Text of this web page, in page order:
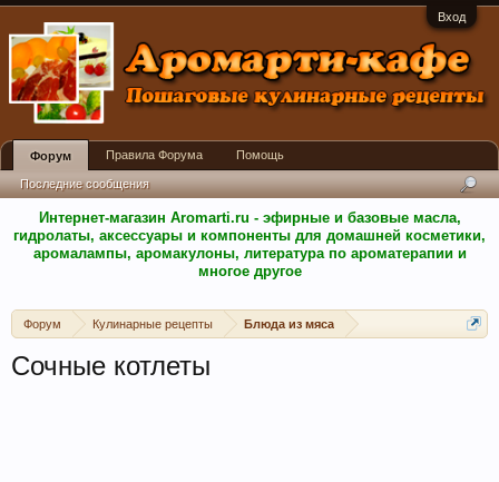
Вход
Интернет-магазин Aromarti.ru - эфирные и базовые масла,
гидролаты, аксессуары и компоненты для домашней косметики,
аромалампы, аромакулоны, литература по ароматерапии и
многое другое
Форум Кулинарные рецепты Блюда из мяса
Сочные котлеты
Форум
Последние сообщения
Правила Форума Помощь